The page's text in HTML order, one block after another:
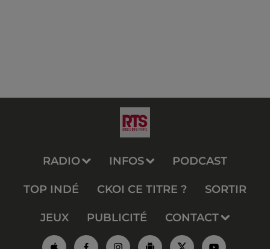
RADIO INFOS PODCAST
TOP INDÉ CKOI CE TITRE ? SORTIR
JEUX PUBLICITÉ CONTACT